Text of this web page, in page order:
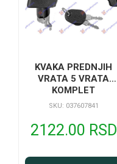
KVAKA PREDNJIH
VRATA 5 VRATA
KOMPLET
SKU: 037607841
2122.00 RSD